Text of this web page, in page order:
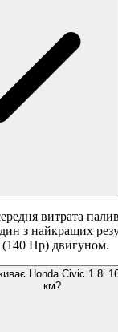
витрата
з найкращих
(140 Hp) двигуном.
Honda Civic 1.8i
км?